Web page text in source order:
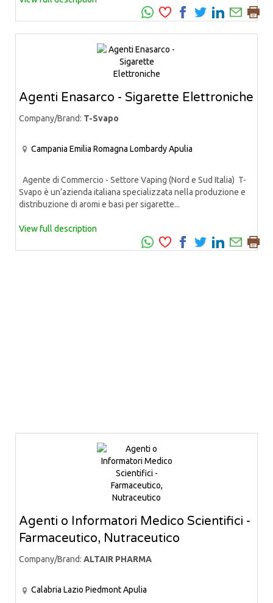
Agenti Enasarco - Sigarette Elettroniche
Company/Brand: T-Svapo
Campania Emilia Romagna LombardyApulia
Agente di Commercio - Settore Vaping (Nord e Sud Italia) T-
Svapo è un’azienda italiana specializzata nella produzione e
distribuzione di aromi e basi per sigarette...
View full description
Agenti o Informatori Medico Scientifici -
Farmaceutico, Nutraceutico
Company/Brand: ALTAIR PHARMA
Calabria Lazio PiedmontApulia